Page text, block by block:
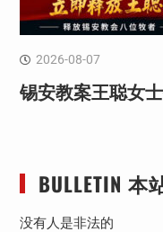
2026-08-07
锡安教案王聪女
BULLETIN 本
没有人是非法的